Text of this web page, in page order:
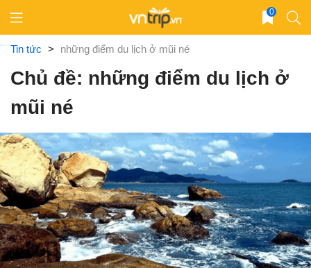
content
0
Tin tức > những điểm du lịch ở mũi né
Chủ đề: những điểm du lịch ở
mũi né